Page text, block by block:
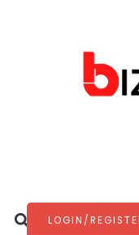
Search
LOGIN/